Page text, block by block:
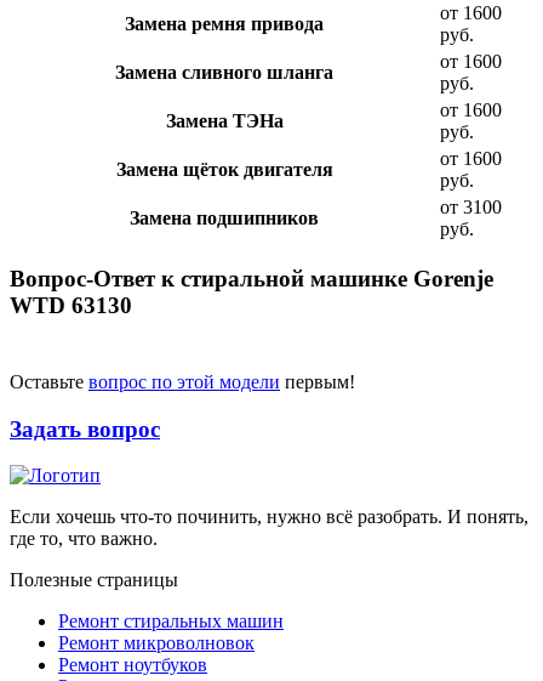
Замена ремня привода
от 1600
руб.
Замена сливного шланга
от 1600
руб.
Замена ТЭНа
от 1600
руб.
Замена щёток двигателя
от 1600
руб.
Замена подшипников
от 3100
руб.
Вопрос-Ответ к стиральной машинке Gorenje
WTD 63130
Оставьте вопрос по этой модели первым!
Задать вопрос
Если хочешь что-то починить, нужно всё разобрать. И понять,
где то, что важно.
Полезные страницы
Ремонт стиральных машин
Ремонт микроволновок
Ремонт ноутбуков